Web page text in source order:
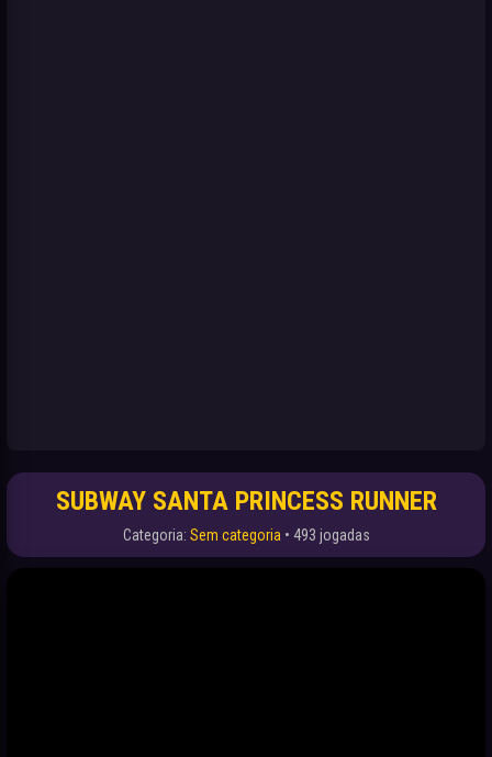
SUBWAY SANTA PRINCESS RUNNER
Categoria: Sem categoria • 493 jogadas